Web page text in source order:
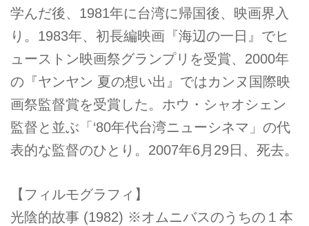
学んだ後、1981年に台湾に帰国後、映画界入
り。1983年、初長編映画『海辺の一日』でヒ
ューストン映画祭グランプリを受賞、2000年
の『ヤンヤン 夏の想い出』ではカンヌ国際映
画祭監督賞を受賞した。ホウ・シャオシェン
監督と並ぶ「‘80年代台湾ニューシネマ」の代
表的な監督のひとり。2007年6月29日、死去。
【フィルモグラフィ】
光陰的故事 (1982) ※オムニバスのうちの１本